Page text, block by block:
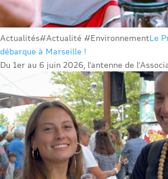
Actualités#Actualité #EnvironnementLe
débarque à Marseille !
Du 1er au 6 juin 2026, l’antenne de